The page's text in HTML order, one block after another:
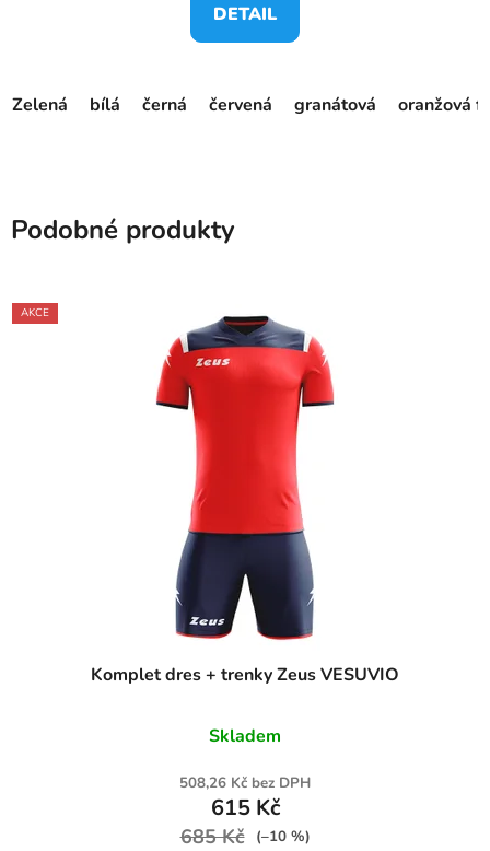
DETAIL
Zelená bílá černá červená granátová oranžová
Podobné produkty
AKCE
Komplet dres + trenky Zeus VESUVIO
Skladem
508,26 Kč bez DPH
615 Kč
685 Kč (–10 %)